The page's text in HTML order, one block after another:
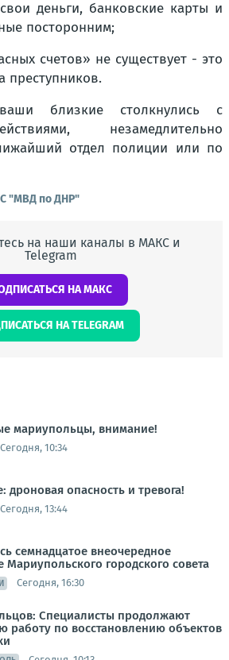
деньги, банковские карты и
посторонним;
счетов» не существует - это
преступников.
близкие столкнулись с
незамедлительно
отдел полиции или по
"МВД по ДНР"
на наши каналы в МАКС и
Telegram
НА МАКС
НА TELEGRAM
мариупольцы, внимание!
Сегодня, 10:34
дроновая опасность и тревога!
Сегодня, 13:44
семнадцатое внеочередное
Мариупольского городского совета
Сегодня, 16:30
Специалисты продолжают
работу по восстановлению объектов